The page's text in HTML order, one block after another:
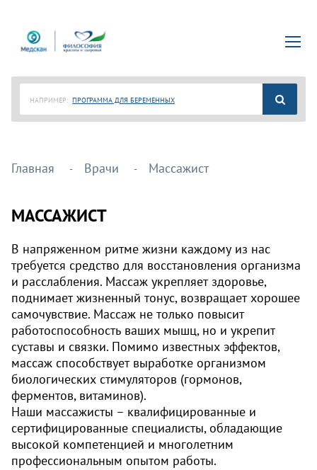
НАПРИМЕР: ПРОГРАММА ДЛЯ БЕРЕМЕННЫХ
Главная Врачи Массажист
МАССАЖИСТ
В напряженном ритме жизни каждому из нас
требуется средство для восстановления организма
и расслабления. Массаж укрепляет здоровье,
поднимает жизненный тонус, возвращает хорошее
самочувствие. Массаж не только повысит
работоспособность ваших мышц, но и укрепит
суставы и связки. Помимо известных эффектов,
массаж способствует выработке организмом
биологических стимуляторов (гормонов,
ферментов, витаминов).
Наши массажисты – квалифицированные и
сертифицированные специалисты, обладающие
высокой компетенцией и многолетним
профессиональным опытом работы.